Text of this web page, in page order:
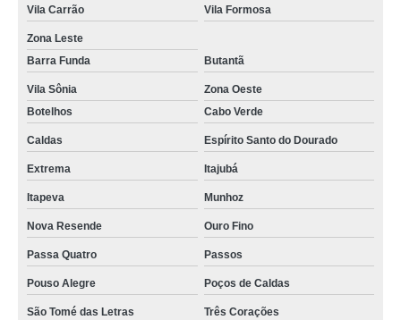
Vila Carrão Vila Formosa
Zona Leste
Barra Funda
Butantã
Vila Sônia
Zona Oeste
Botelhos
Cabo Verde
Caldas Espírito Santo do Dourado
Extrema Itajubá
Itapeva Munhoz
Nova Resende Ouro Fino
Passa Quatro Passos
Pouso Alegre Poços de Caldas
São Tomé das Letras Três Corações